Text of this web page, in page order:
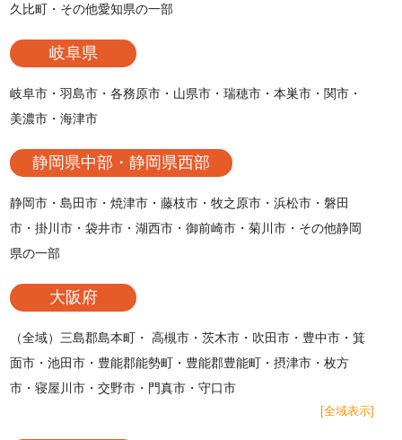
久比町・その他愛知県の一部
岐阜県
岐阜市・羽島市・各務原市・山県市・瑞穂市・本巣市・関市・
美濃市・海津市
静岡県中部・静岡県西部
静岡市・島田市・焼津市・藤枝市・牧之原市・浜松市・磐田
市・掛川市・袋井市・湖西市・御前崎市・菊川市・その他静岡
県の一部
大阪府
（全域）三島郡島本町・ 高槻市・茨木市・吹田市・豊中市・箕
面市・池田市・豊能郡能勢町・豊能郡豊能町・摂津市・枚方
市・寝屋川市・交野市・門真市・守口市
[全域表示]